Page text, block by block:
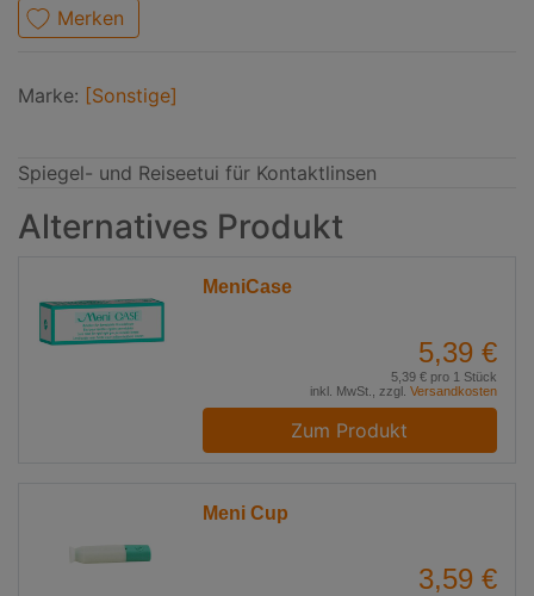
Merken
Marke: [Sonstige]
Spiegel- und Reiseetui für Kontaktlinsen
Alternatives Produkt
MeniCase
5,39 €
5,39 € pro 1 Stück
inkl. MwSt., zzgl. Versandkosten
Zum Produkt
Meni Cup
3,59 €